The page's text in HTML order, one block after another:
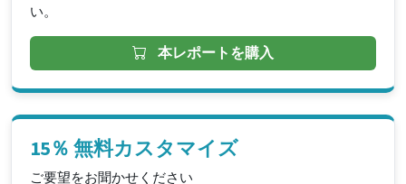
い。
本レポートを購入
15％ 無料カスタマイズ
ご要望をお聞かせください